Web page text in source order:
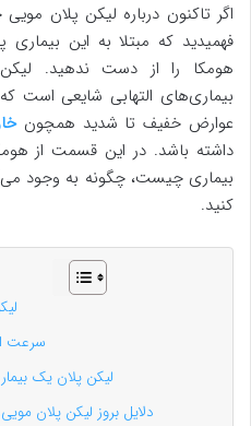
اگر تاکنون درباره لیکن پلان
فهمیدید که مبتلا به این
هومکا را از دست ندهید.
بیماری‌های التهابی شایعی است
عوارض خفیف تا شدید همچون
داشته باشد. در این قسمت از
بیماری چیست، چگونه به وجود
کنید.
سرعت
لیکن پلان یک
دلایل بروز لیکن پلان